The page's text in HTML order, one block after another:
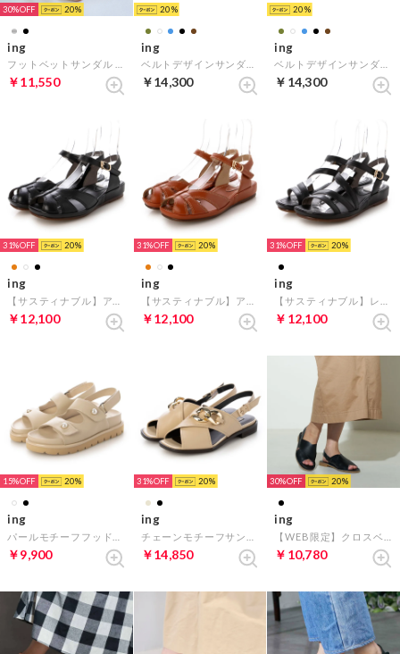
30% 20
ing
￥11,550
20
ing
￥14,300
20
ing
￥14,300
31% 20
ing
￥12,100
31% 20
ing
￥12,100
31% 20
ing
￥12,100
15% 20
ing
￥9,900
31% 20
ing
￥14,850
30% 20
ing
￥10,780